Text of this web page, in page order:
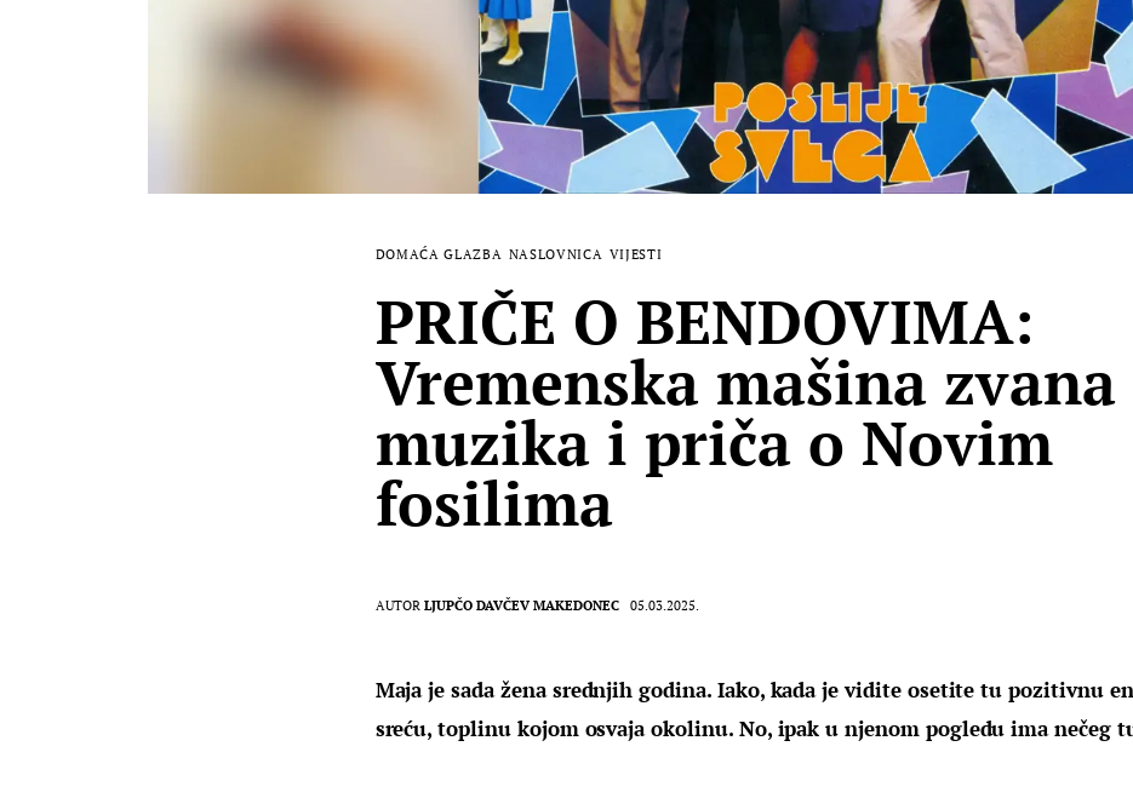
DOMAĆA GLAZBA NASLOVNICA VIJESTI
PRIČE O BENDOVIMA:
Vremenska mašina zvana
muzika i priča o Novim
fosilima
AUTOR LJUPČO DAVČEV MAKEDONEC 05.03.2025.
Maja je sada žena srednjih godina. Iako, kada je vidite osetite tu pozitivnu
sreću, toplinu kojom osvaja okolinu. No, ipak u njenom pogledu ima nečeg